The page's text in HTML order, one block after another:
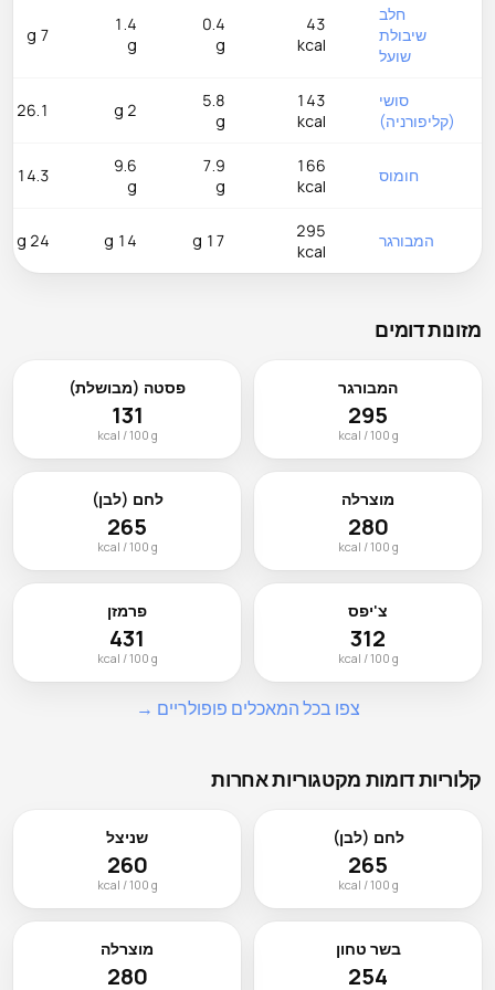
חלב
שיבולת
שועל
43
kcal
0.4
g
1.4
g
7 g
סושי
(קליפורניה)
143
kcal
5.8
g
2 g
26.1 g
חומוס
166
kcal
7.9
g
9.6
g
14.3 g
המבורגר
295
kcal
17 g
14 g
24 g
מזונות דומים
המבורגר
295
kcal / 100 g
פסטה (מבושלת)
131
kcal / 100 g
מוצרלה
280
kcal / 100 g
לחם (לבן)
265
kcal / 100 g
צ'יפס
312
kcal / 100 g
פרמזן
431
kcal / 100 g
צפו בכל המאכלים פופולריים →
קלוריות דומות מקטגוריות אחרות
לחם (לבן)
265
kcal / 100 g
שניצל
260
kcal / 100 g
בשר טחון
254
מוצרלה
280